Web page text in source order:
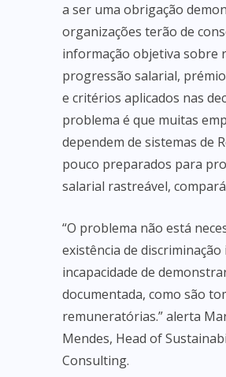
a ser uma obrigação
organizações terão de
informação objetiva sobre
progressão salarial,
e critérios aplicados nas
problema é que muitas
dependem de sistemas de
pouco preparados para
salarial rastreável,
“O problema não está
existência de
incapacidade de
documentada, como são
remuneratórias.” alerta
Mendes, Head of
Consulting.